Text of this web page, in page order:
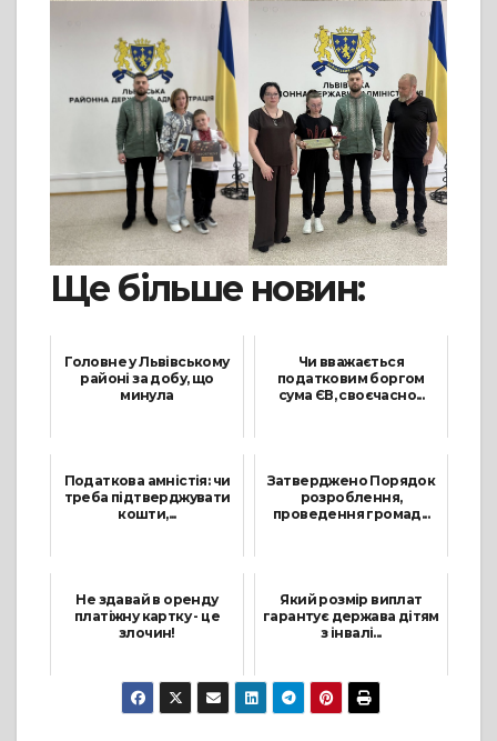
Ще більше новин:
Головне у Львівському
районі за добу, що
минула
Чи вважається
податковим боргом
сума ЄВ, своєчасно...
Податкова амністія: чи
треба підтверджувати
кошти,...
Затверджено Порядок
розроблення,
проведення громад...
Не здавай в оренду
платіжну картку - це
злочин!
10 Липня, 2024
Який розмір виплат
гарантує держава дітям
з інвалі...
10 Січня, 2024